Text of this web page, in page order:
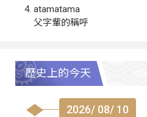
atamatama
父字輩的稱呼
歷史上的今天
2026/ 08/ 10